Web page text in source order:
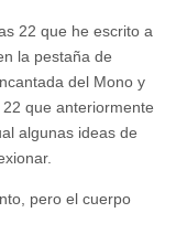
22 que he escrito a
la pestaña de
del Mono y
que anteriormente
algunas ideas de
pero el cuerpo